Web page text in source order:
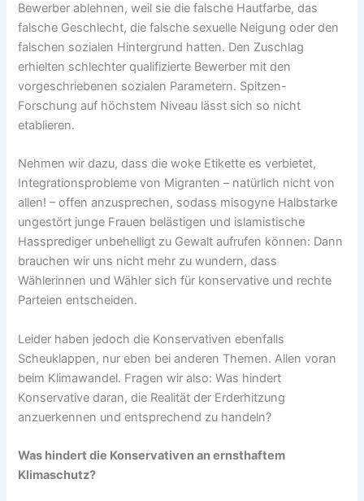
Bewerber ablehnen, weil sie die falsche Hautfarbe, das
falsche Geschlecht, die falsche sexuelle Neigung oder den
falschen sozialen Hintergrund hatten. Den Zuschlag
erhielten schlechter qualifizierte Bewerber mit den
vorgeschriebenen sozialen Parametern. Spitzen-
Forschung auf höchstem Niveau lässt sich so nicht
etablieren.
Nehmen wir dazu, dass die woke Etikette es verbietet,
Integrationsprobleme von Migranten – natürlich nicht von
allen! – offen anzusprechen, sodass misogyne Halbstarke
ungestört junge Frauen belästigen und islamistische
Hassprediger unbehelligt zu Gewalt aufrufen können: Dann
brauchen wir uns nicht mehr zu wundern, dass
Wählerinnen und Wähler sich für konservative und rechte
Parteien entscheiden.
Leider haben jedoch die Konservativen ebenfalls
Scheuklappen, nur eben bei anderen Themen. Allen voran
beim Klimawandel. Fragen wir also: Was hindert
Konservative daran, die Realität der Erderhitzung
anzuerkennen und entsprechend zu handeln?
Was hindert die Konservativen an ernsthaftem
Klimaschutz?